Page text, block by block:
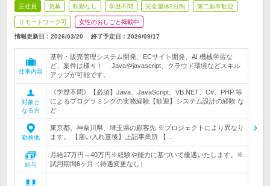
正社員 急募 転勤なし 学歴不問 完全週休2日制 第二新卒歓迎
リモートワーク可 女性のおしごと掲載中
情報更新日：2026/03/20 終了予定日： 2026/09/17
仕事内容
基幹・販売管理システム開発、ECサイト開発、AI 機械学習な
ど、案件は様々！ Javaやjavascript、クラウド環境などスキル
アップが可能です。
対象と
なる方
《学歴不問》【必須】Java、JavaScript、VB.NET、C#、PHP 等
によるプログラミングの実務経験【歓迎】システム設計の経験 な
ど
勤務地
東京都、神奈川県、埼玉県の顧客先 ※プロジェクトにより異なり
ます。 【雇い入れ直後】上記事業所 【…
給与
月給27万円～40万円※経験や能力に基づいて優遇いたします。※
試用期間6ヶ月（待遇変更なし）